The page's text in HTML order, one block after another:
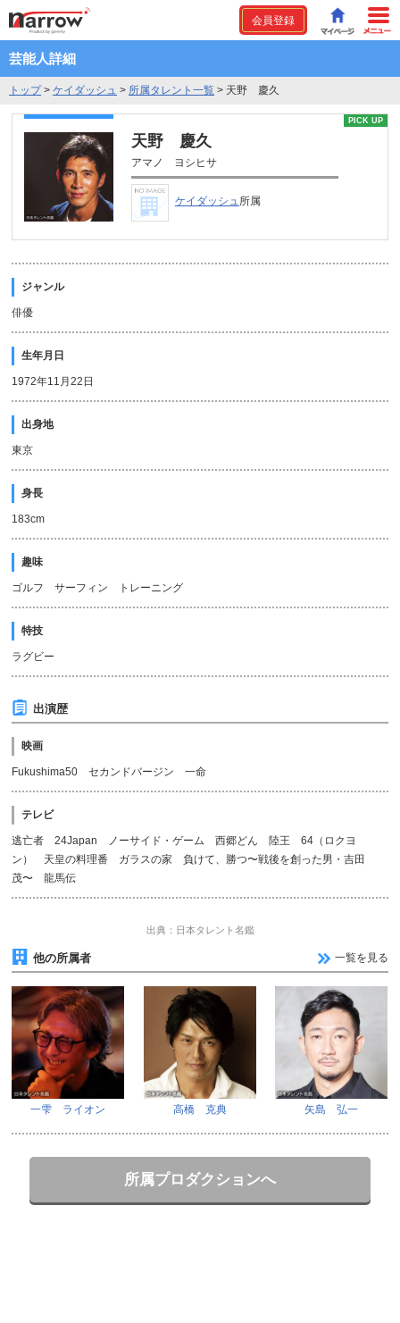
会員登録
芸能人詳細
トップ> ケイダッシュ > 所属タレント一覧 > 天野 慶久
PICK UP
天野 慶久
アマノ ヨシヒサ
ケイダッシュ所属
ジャンル
俳優
生年月日
1972年11月22日
出身地
東京
身長
183cm
趣味
ゴルフ サーフィン トレーニング
特技
ラグビー
出演歴
映画
Fukushima50 セカンドバージン 一命
テレビ
逃亡者 24Japan ノーサイド・ゲーム 西郷どん 陸王 64（ロクヨ
ン） 天皇の料理番 ガラスの家 負けて、勝つ〜戦後を創った男・吉田
茂〜 龍馬伝
出典：日本タレント名鑑
他の所属者 一覧を見る
一雫 ライオン 高橋 克典 矢島 弘一
所属プロダクションへ